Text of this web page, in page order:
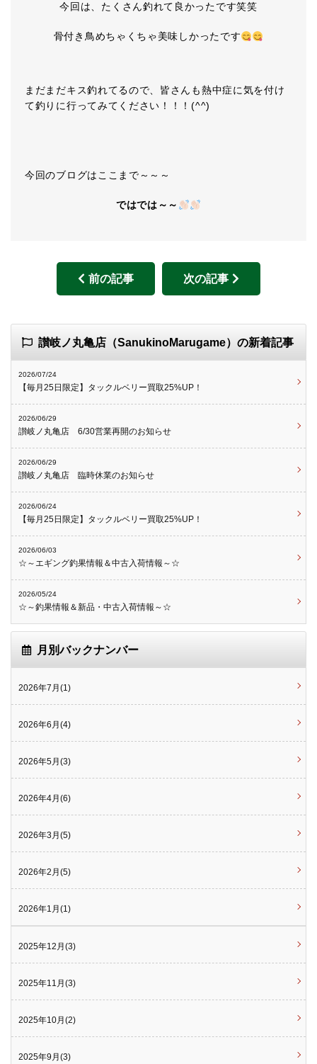
今回は、たくさん釣れて良かったです笑笑
骨付き鳥めちゃくちゃ美味しかったです
まだまだキス釣れてるので、皆さんも熱中症に気を付け
て釣りに行ってみてください！！！(^^)
今回のブログはここまで～～～
ではでは～～
前の記事 次の記事
讃岐ノ丸亀店（SanukinoMarugame）の新着記事
2026/07/24
【毎月25日限定】タックルベリー買取25%UP！
2026/06/29
讃岐ノ丸亀店 6/30営業再開のお知らせ
2026/06/29
讃岐ノ丸亀店 臨時休業のお知らせ
2026/06/24
【毎月25日限定】タックルベリー買取25%UP！
2026/06/03
☆～エギング釣果情報＆中古入荷情報～☆
2026/05/24
☆～釣果情報＆新品・中古入荷情報～☆
月別バックナンバー
2026年7月(1)
2026年6月(4)
2026年5月(3)
2026年4月(6)
2026年3月(5)
2026年2月(5)
2026年1月(1)
2025年12月(3)
2025年11月(3)
2025年10月(2)
2025年9月(3)